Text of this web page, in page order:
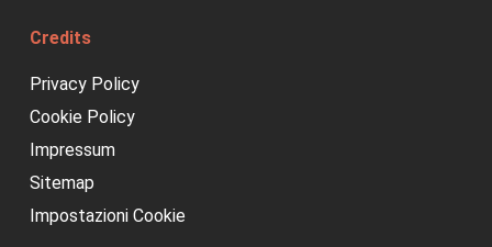
Credits
Privacy Policy
Cookie Policy
Impressum
Sitemap
Impostazioni Cookie